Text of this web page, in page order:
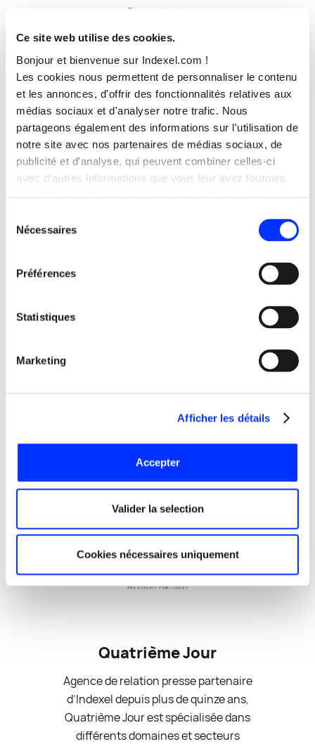
Ce site web utilise des cookies.
Bonjour et bienvenue sur Indexel.com !
Les cookies nous permettent de personnaliser le contenu
et les annonces, d'offrir des fonctionnalités relatives aux
médias sociaux et d'analyser notre trafic. Nous
partageons également des informations sur l'utilisation de
notre site avec nos partenaires de médias sociaux, de
publicité et d'analyse, qui peuvent combiner celles-ci
avec d'autres informations que vous leur avez fournies
Nécessaires
Préférences
Statistiques
Marketing
Afficher les détails
Accepter
Valider la selection
Cookies nécessaires uniquement
En savoir plus
Webmecanik
français orienté sur une technologie open
mais compte des centaines d’entreprises
utilisatrices partout en Europe. Indexel a
de nombreux clients de l’agence pour
En savoir plus
Quatrième Jour
Agence de relation presse partenaire
d’Indexel depuis plus de quinze ans,
Quatrième Jour est spécialisée dans
différents domaines et secteurs